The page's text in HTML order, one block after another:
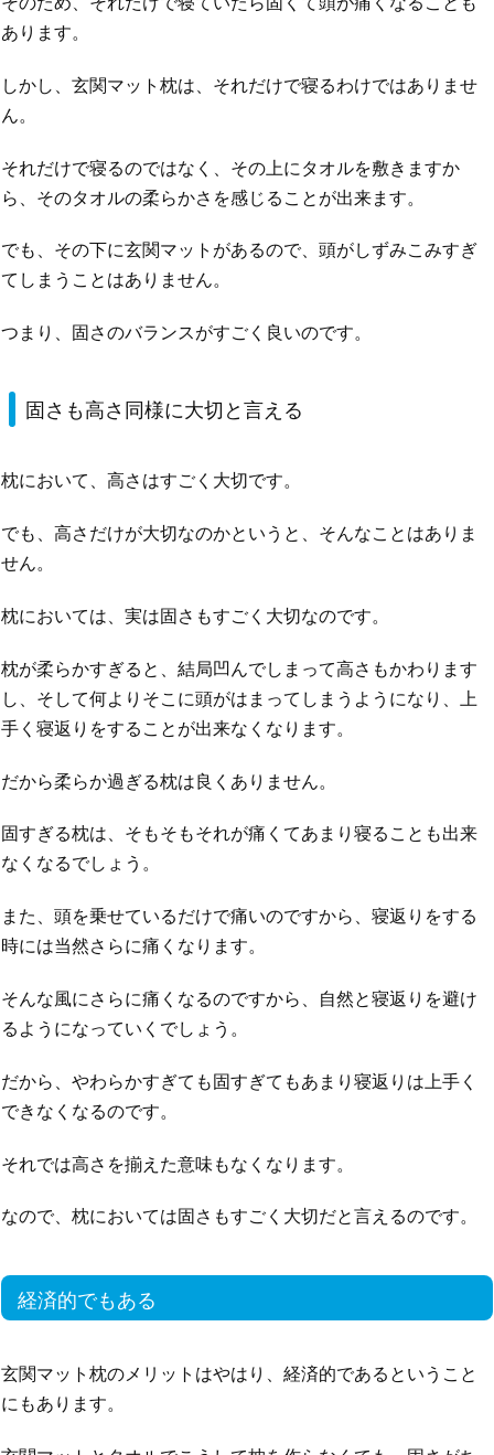
あります。
しかし、玄関マット枕は、それだけで寝るわけではありませ
ん。
それだけで寝るのではなく、その上にタオルを敷きますか
ら、そのタオルの柔らかさを感じることが出来ます。
でも、その下に玄関マットがあるので、頭がしずみこみすぎ
てしまうことはありません。
つまり、固さのバランスがすごく良いのです。
固さも高さ同様に大切と言える
枕において、高さはすごく大切です。
でも、高さだけが大切なのかというと、そんなことはありま
せん。
枕においては、実は固さもすごく大切なのです。
枕が柔らかすぎると、結局凹んでしまって高さもかわります
し、そして何よりそこに頭がはまってしまうようになり、上
手く寝返りをすることが出来なくなります。
だから柔らか過ぎる枕は良くありません。
固すぎる枕は、そもそもそれが痛くてあまり寝ることも出来
なくなるでしょう。
また、頭を乗せているだけで痛いのですから、寝返りをする
時には当然さらに痛くなります。
そんな風にさらに痛くなるのですから、自然と寝返りを避け
るようになっていくでしょう。
だから、やわらかすぎても固すぎてもあまり寝返りは上手く
できなくなるのです。
それでは高さを揃えた意味もなくなります。
なので、枕においては固さもすごく大切だと言えるのです。
経済的でもある
玄関マット枕のメリットはやはり、経済的であるということ
にもあります。